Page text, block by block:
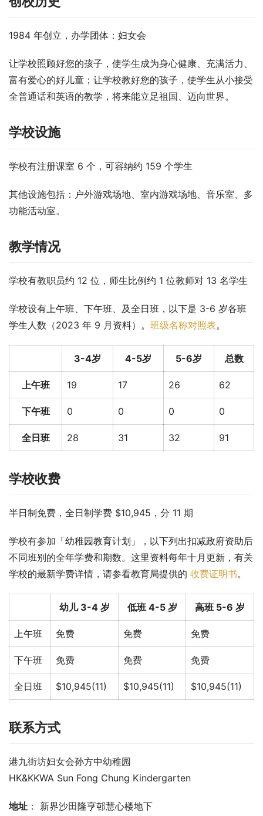
1984 年创立，办学团体：妇女会
让学校照顾好您的孩子，使学生成为身心健康、充满活力、
富有爱心的好儿童；让学校教好您的孩子，使学生从小接受
全普通话和英语的教学，将来能立足祖国、迈向世界。
学校设施
学校有注册课室 6 个，可容纳约 159 个学生
其他设施包括：户外游戏场地、室内游戏场地、音乐室、多
功能活动室。
教学情况
学校有教职员约 12 位，师生比例约 1 位教师对 13 名学生
学校设有上午班、下午班、及全日班，以下是 3-6 岁各班
学生人数（2023 年 9 月资料）。 班级名称对照表。
3-4岁 4-5岁 5-6岁 总数
上午班 19 17 26 62
下午班 0 0 0 0
全日班 28 31 32 91
学校收费
半日制免费，全日制学费 $10,945，分 11 期
学校有参加「幼稚园教育计划」，以下列出扣减政府资助后
不同班别的全年学费和期数。这里资料每年十月更新，有关
学校的最新学费详情，请参看教育局提供的 收费证明书。
幼儿 3-4 岁 低班 4-5 岁 高班 5-6 岁
上午班 免费 免费 免费
下午班 免费 免费 免费
全日班 $10,945(11) $10,945(11) $10,945(11)
联系方式
港九街坊妇女会孙方中幼稚园
HK&KKWA Sun Fong Chung Kindergarten
地址 ： 新界沙田隆亨邨慧心楼地下